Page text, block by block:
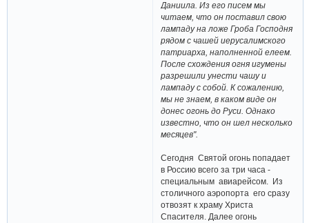
Даниила. Из его писем мы
читаем, что он поставил свою
лампаду на ложе Гроба Господня
рядом с чашей иерусалимского
патриарха, наполненной елеем.
После схождения огня игумены
разрешили унести чашу и
лампаду с собой. К сожалению,
мы не знаем, в каком виде он
донес огонь до Руси. Однако
известно, что он шел несколько
месяцев".
Сегодня Святой огонь попадает
в Россию всего за три часа -
специальным авиарейсом. Из
столичного аэропорта его сразу
отвозят к храму Христа
Спасителя. Далее огонь